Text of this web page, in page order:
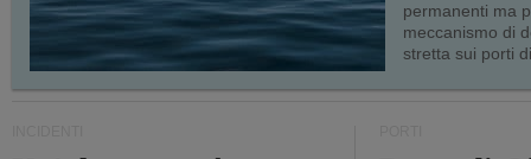
permanenti ma
meccanismo di
stretta sui porti